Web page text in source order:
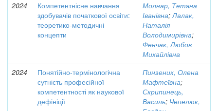
2024
Компетентнісне навчання
здобувачів початкової освіти:
теоретико-методичні
концепти
Молнар, Тетяна
Іванівна;Лалак,
Наталія
Володимирівна;
Фенчак, Любов
Михайлівна
2024
Понятійно-термінологічна
сутність професійної
компетентності як наукової
дефініції
Пинзеник, Олена
Мафтеївна;
Скрипинець,
Василь; Чепелюк,